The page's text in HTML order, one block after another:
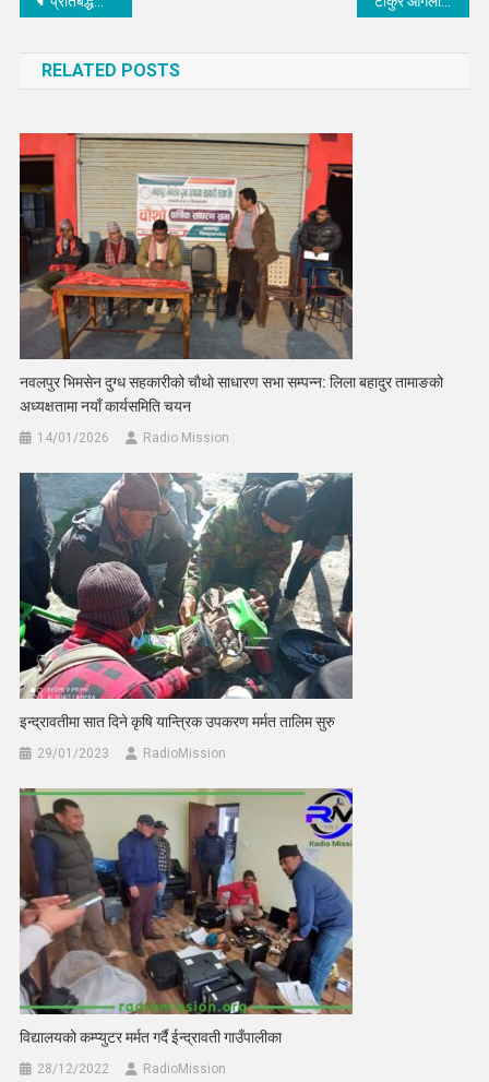
RELATED POSTS
नवलपुर भिमसेन दुग्ध सहकारीको चाैथाे साधारण सभा सम्पन्न: लिला बहादुर तामाङको
अध्यक्षतामा नयाँ कार्यसमिति चयन
14/01/2026 Radio Mission
इन्द्रावतीमा सात दिने कृषि यान्त्रिक उपकरण मर्मत तालिम सुरु
29/01/2023 RadioMission
विद्यालयको कम्प्युटर मर्मत गर्दै ईन्द्रावती गाउँपालीका
28/12/2022 RadioMission